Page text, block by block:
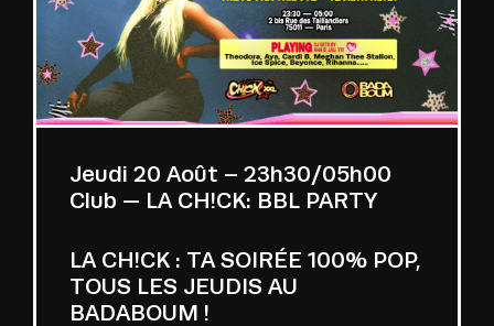
Jeudi 20 Août – 23h30/05h00
Club — LA CH!CK: BBL PARTY
LA CH!CK : TA SOIRÉE 100% POP,
TOUS LES JEUDIS AU
BADABOUM !